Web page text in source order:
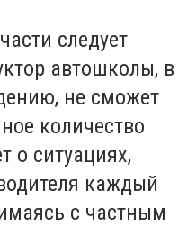
следует
автошколы, в
не сможет
количество
о ситуациях,
каждый
с частным